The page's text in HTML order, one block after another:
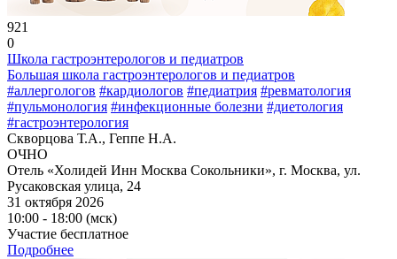
921
0
Школа гастроэнтерологов и педиатров
Большая школа гастроэнтерологов и педиатров
#аллергологов #кардиологов #педиатрия #ревматология
#пульмонология #инфекционные болезни #диетология
#гастроэнтерология
Скворцова Т.А., Геппе Н.А.
ОЧНО
Отель «Холидей Инн Москва Сокольники», г. Москва, ул.
Русаковская улица, 24
31 октября 2026
10:00 - 18:00 (мск)
Участие бесплатное
Подробнее